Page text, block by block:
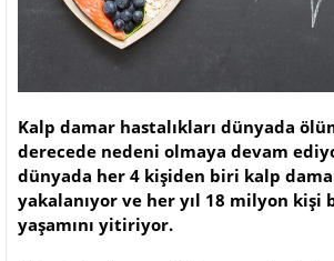
Kalp damar hastalıkları dünyada
derecede nedeni olmaya devam
dünyada her 4 kişiden biri kalp
yakalanıyor ve her yıl 18 milyon kişi
yaşamını yitiriyor.